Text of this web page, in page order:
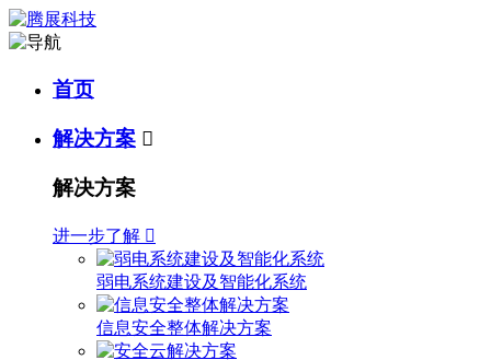
首页
解决方案 
解决方案
进一步了解 
弱电系统建设及智能化系统
信息安全整体解决方案